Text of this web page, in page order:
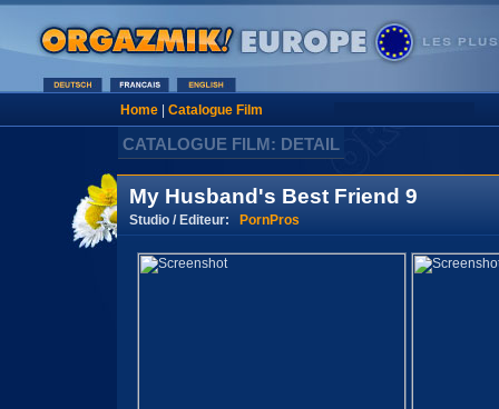
Home| Catalogue Film
CATALOGUE FILM: DETAIL
My Husband's Best Friend 9
Studio / Editeur: PornPros